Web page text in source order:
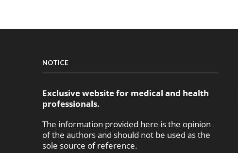
NOTICE
Exclusive website for medical and health
professionals.
The information provided here is the opinion
of the authors and should not be used as the
sole source of reference.